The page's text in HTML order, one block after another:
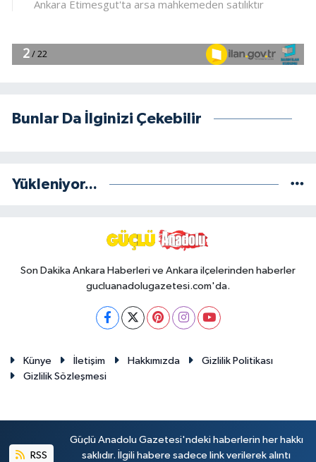
Bunlar Da İlginizi Çekebilir
Yükleniyor...
Son Dakika Ankara Haberleri ve Ankara ilçelerinden haberler
gucluanadolugazetesi.com'da.
Künye İletişim Hakkımızda
Gizlilik Politikası
Gizlilik Sözleşmesi
RSS
Güçlü Anadolu Gazetesi'ndeki haberlerin her hakkı
saklıdır. İlgili habere sadece link verilerek alıntı